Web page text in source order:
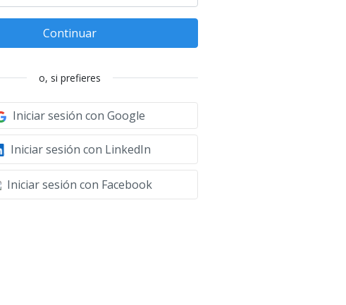
Continuar
o, si prefieres
Iniciar sesión con Google
Iniciar sesión con LinkedIn
Iniciar sesión con Facebook